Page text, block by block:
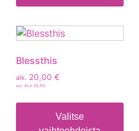
Blessthis
alk. 20,00 €
sis. ALV 25,5%
Valitse